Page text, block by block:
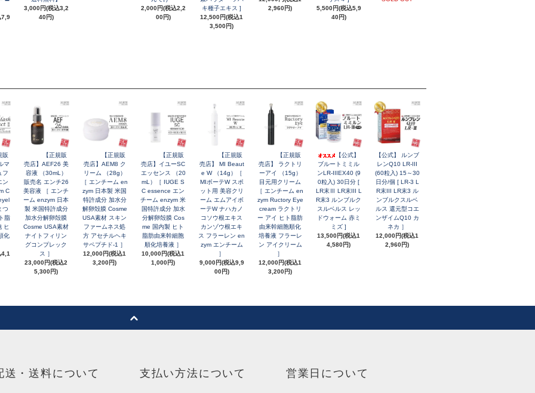
7,9
3,000円(税込3,2
40円)
2,000円(税込2,2
00円)
キ種子エキス ]
12,500円(税込1
3,500円)
2,960円)
5,500円(税込5,9
40円)
販
マ
フ
ン
C
つ
脂
ヒ
化
【正規販
売店】AEF26 美
容液 （30mL）
販売名 エンチ26
美容液 ［ エンチ
ーム enzym 日本
製 米国特許成分
加水分解卵殻膜
Cosme USA素材
ナイトフィリン
グコンプレック
ス ］
23,000円(税込2
5,300円)
【正規販
売店】AEM8 ク
リーム （28g）
［ エンチーム en
zym 日本製 米国
特許成分 加水分
解卵殻膜 Cosme
USA素材 スキン
ファームネス処
方 アセチルヘキ
サペプチド-1 ］
12,000円(税込1
3,200円)
【正規販
売店】イユーSC
エッセンス （20
mL）［ IUGE S
C essence エン
チーム enzym 米
国特許成分 加水
分解卵殻膜 Cos
me 国内製 ヒト
脂肪由来幹細胞
順化培養液 ］
10,000円(税込1
1,000円)
【正規販
売店】 MI Beaut
e W （14g）［
MIボーテW スポ
ット用 美容クリ
ーム エムアイボ
ーテW ナハカノ
コソウ根エキス
カンゾウ根エキ
ス フラーレン en
zym エンチーム
］
9,000円(税込9,9
00円)
【正規販
売店】 ラクトリ
ーアイ （15g）
目元用クリーム
［ エンチーム en
zym Ructory Eye
cream ラクトリ
ー アイ ヒト脂肪
由来幹細胞順化
培養液 フラーレ
ン アイクリーム
］
12,000円(税込1
3,200円)
【公式】
ブルートミミル
ンLR-IIIEX40 (9
0粒入) 30日分 [
LR末Ⅲ LR末III L
R末3 ルンブルク
スルベルス レッ
ドウォーム 赤ミ
ミズ ]
13,500円(税込1
4,580円)
【公式】 ルンブ
レンQ10 LR-III
(60粒入) 15～30
日分/個 [ LR-3 L
R末III LR末3 ル
ンブルクスルベ
ルス 還元型コエ
ンザイムQ10 カ
ネカ ］
12,000円(税込1
2,960円)
送・送料について 支払い方法について 営業日について